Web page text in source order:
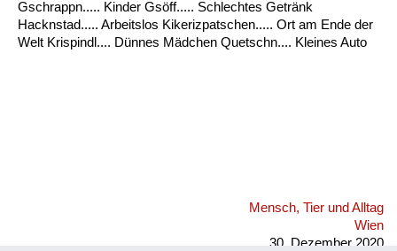
Gschrappn..... Kinder Gsöff..... Schlechtes Getränk
Hacknstad..... Arbeitslos Kikerizpatschen..... Ort am Ende der
Welt Krispindl.... Dünnes Mädchen Quetschn.... Kleines Auto
Mensch, Tier und Alltag
Wien
30. Dezember 2020